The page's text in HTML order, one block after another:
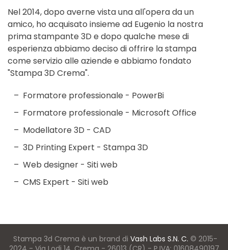
Nel 2014, dopo averne vista una all'opera da un
amico, ho acquisato insieme ad Eugenio la nostra
prima stampante 3D e dopo qualche mese di
esperienza abbiamo deciso di offrire la stampa
come servizio alle aziende e abbiamo fondato
"Stampa 3D Crema".
Formatore professionale - PowerBi
Formatore professionale - Microsoft Office
Modellatore 3D - CAD
3D Printing Expert - Stampa 3D
Web designer - Siti web
CMS Expert - Siti web
Stampa 3d Crema è un brand di Vash Labs S.N. C. © 2015-